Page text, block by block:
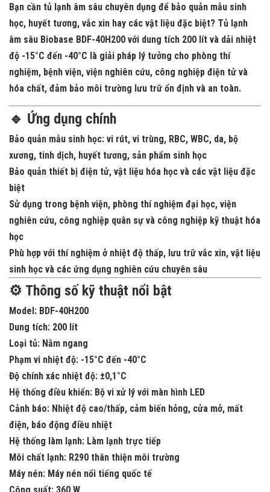
Bạn cần tủ lạnh âm sâu chuyên dụng để bảo quản mẫu sinh
học, huyết tương, vắc xin hay các vật liệu đặc biệt? Tủ lạnh
âm sâu Biobase BDF-40H200 với dung tích 200 lít và dải nhiệt
độ -15°C đến -40°C là giải pháp lý tưởng cho phòng thí
nghiệm, bệnh viện, viện nghiên cứu, công nghiệp điện tử và
hóa chất, đảm bảo môi trường lưu trữ ổn định và an toàn.
🔹 Ứng dụng chính
Bảo quản mẫu sinh học: vi rút, vi trùng, RBC, WBC, da, bộ
xương, tinh dịch, huyết tương, sản phẩm sinh học
Bảo quản thiết bị điện tử, vật liệu hóa học và các vật liệu đặc
biệt
Sử dụng trong bệnh viện, phòng thí nghiệm đại học, viện
nghiên cứu, công nghiệp quân sự và công nghiệp kỹ thuật hóa
học
Phù hợp với thí nghiệm ở nhiệt độ thấp, lưu trữ vắc xin, vật liệu
sinh học và các ứng dụng nghiên cứu chuyên sâu
⚙️ Thông số kỹ thuật nổi bật
Model: BDF-40H200
Dung tích: 200 lít
Loại tủ: Nằm ngang
Phạm vi nhiệt độ: -15°C đến -40°C
Độ chính xác nhiệt độ: ±0,1°C
Hệ thống điều khiển: Bộ vi xử lý với màn hình LED
Cảnh báo: Nhiệt độ cao/thấp, cảm biến hỏng, cửa mở, mất
điện, báo động điều nhiệt
Hệ thống làm lạnh: Làm lạnh trực tiếp
Môi chất lạnh: R290 thân thiện môi trường
Máy nén: Máy nén nổi tiếng quốc tế
Công suất: 360 W